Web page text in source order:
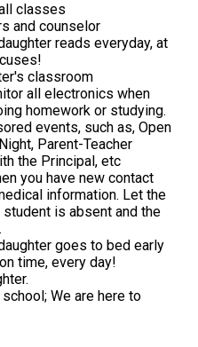
classes
and counselor
reads everyday, at
classroom
all electronics when
homework or studying.
events, such as, Open
Parent-Teacher
the Principal, etc
you have new contact
information. Let the
is absent and the
goes to bed early
time, every day!
We are here to